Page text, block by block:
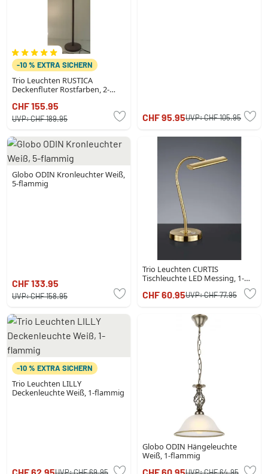
-10 % EXTRA SICHERN
Trio Leuchten RUSTICA
Deckenfluter Rostfarben, 2-
CHF 155.95
UVP:CHF 189.95 CHF 95.95UVP:CHF 105.95
Globo ODIN Kronleuchter Weiß,
5-flammig
CHF 133.95
UVP:CHF 158.95
Trio Leuchten CURTIS
Tischleuchte LED Messing, 1-
CHF 60.95UVP:CHF 77.95
-10 % EXTRA SICHERN
Trio Leuchten LILLY
Deckenleuchte Weiß, 1-flammig
UVP:CHF 69.95
Globo ODIN Hängeleuchte
Weiß, 1-flammig
UVP:CHF 64.95